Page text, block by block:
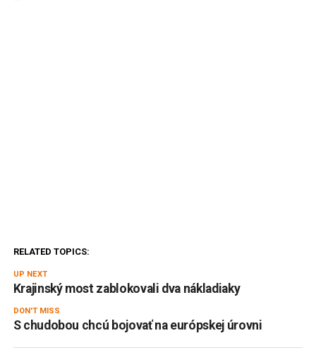
RELATED TOPICS:
UP NEXT
Krajinský most zablokovali dva nákladiaky
DON'T MISS
S chudobou chcú bojovať na európskej úrovni